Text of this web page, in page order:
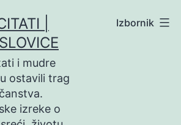
|
i mudre
ostavili trag
izreke o
Izbornik